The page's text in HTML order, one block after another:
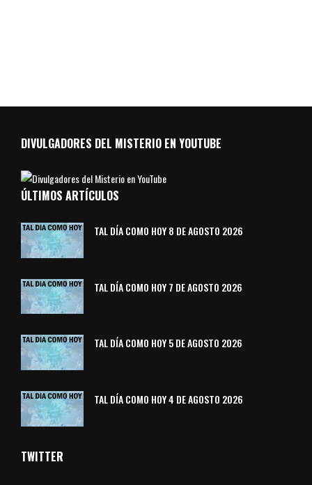
DIVULGADORES DEL MISTERIO EN YOUTUBE
ÚLTIMOS ARTÍCULOS
TAL DÍA COMO HOY 8 DE AGOSTO 2026
TAL DÍA COMO HOY 7 DE AGOSTO 2026
TAL DÍA COMO HOY 5 DE AGOSTO 2026
TAL DÍA COMO HOY 4 DE AGOSTO 2026
TWITTER